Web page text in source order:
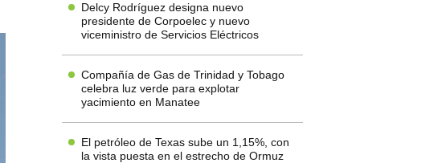
Delcy Rodríguez designa nuevo
presidente de Corpoelec y nuevo
viceministro de Servicios Eléctricos
Compañía de Gas de Trinidad y Tobago
celebra luz verde para explotar
yacimiento en Manatee
El petróleo de Texas sube un 1,15%, con
la vista puesta en el estrecho de Ormuz